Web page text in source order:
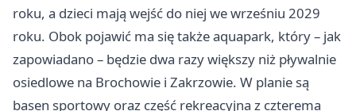
roku, a dzieci mają wejść do niej we wrześniu 2029
roku. Obok pojawić ma się także aquapark, który – jak
zapowiadano – będzie dwa razy większy niż pływalnie
osiedlowe na Brochowie i Zakrzowie. W planie są
basen sportowy oraz część rekreacyjna z czterema